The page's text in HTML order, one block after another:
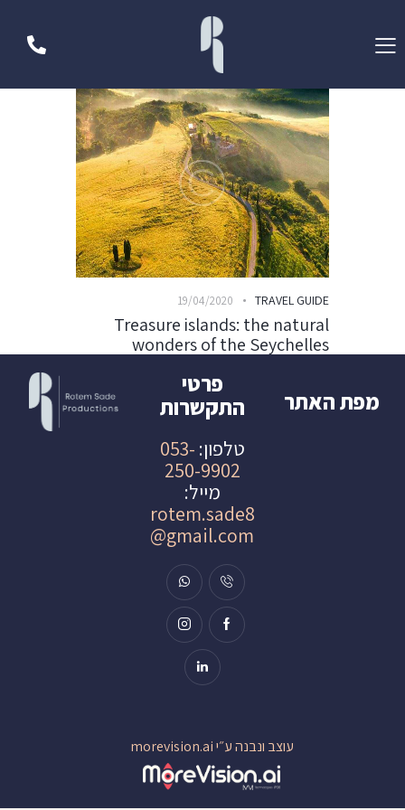
TRAVEL GUIDE
19/04/2020
Treasure islands: the natural
wonders of the Seychelles
מפת האתר
פרטי
התקשרות
טלפון: 053-
250-9902
מייל:
rotem.sade8
@gmail.com
עוצב ונבנה ע״י morevision.ai